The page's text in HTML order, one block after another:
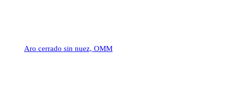
Aro cerrado sin nuez, OMM